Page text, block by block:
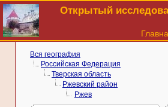
Открытый
Вся география
Российская Федерация
Тверская область
Ржевский район
Ржев